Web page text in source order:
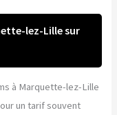
lez-Lille sur
à Marquette-lez-Lille
un tarif souvent